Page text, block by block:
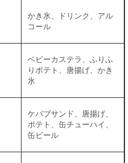
かき氷、ドリンク、アル
コール
ベビーカステラ、ふりふ
りポテト、唐揚げ、かき
氷
ケバブサンド、唐揚げ、
ポテト、缶チューハイ、
缶ビール